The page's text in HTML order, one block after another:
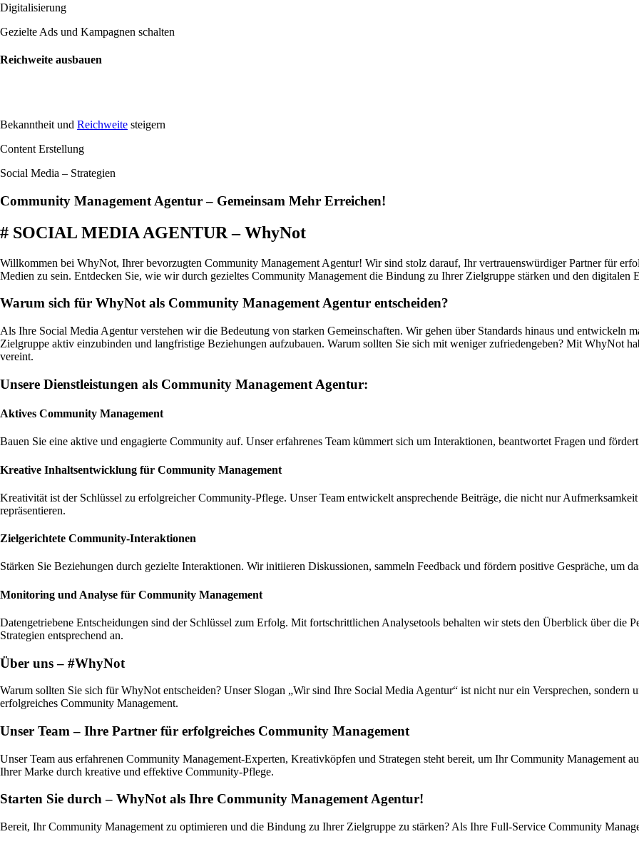
Digitalisierung
Gezielte Ads und Kampagnen schalten
Reichweite ausbauen
Bekanntheit und Reichweite steigern
Content Erstellung
Social Media – Strategien
Community Management Agentur – Gemeinsam Mehr Erreichen!
# SOCIAL MEDIA AGENTUR – WhyNot
Willkommen bei WhyNot, Ihrer bevorzugten Community Management Agentur! Wir sind stolz darauf, Ihr vertrauenswürdiger Partner für
Medien zu sein. Entdecken Sie, wie wir durch gezieltes Community Management die Bindung zu Ihrer Zielgruppe stärken und den digitalen
Warum sich für WhyNot als Community Management Agentur entscheiden?
Als Ihre Social Media Agentur verstehen wir die Bedeutung von starken Gemeinschaften. Wir gehen über Standards hinaus und entwickeln
Zielgruppe aktiv einzubinden und langfristige Beziehungen aufzubauen. Warum sollten Sie sich mit weniger zufriedengeben? Mit WhyNot
vereint.
Unsere Dienstleistungen als Community Management Agentur:
Aktives Community Management
Bauen Sie eine aktive und engagierte Community auf. Unser erfahrenes Team kümmert sich um Interaktionen, beantwortet Fragen und
Kreative Inhaltsentwicklung für Community Management
Kreativität ist der Schlüssel zu erfolgreicher Community-Pflege. Unser Team entwickelt ansprechende Beiträge, die nicht nur
repräsentieren.
Zielgerichtete Community-Interaktionen
Stärken Sie Beziehungen durch gezielte Interaktionen. Wir initiieren Diskussionen, sammeln Feedback und fördern positive Gespräche, um
Monitoring und Analyse für Community Management
Datengetriebene Entscheidungen sind der Schlüssel zum Erfolg. Mit fortschrittlichen Analysetools behalten wir stets den Überblick über die
Strategien entsprechend an.
Über uns – #WhyNot
Warum sollten Sie sich für WhyNot entscheiden? Unser Slogan „Wir sind Ihre Social Media Agentur“ ist nicht nur ein Versprechen,
erfolgreiches Community Management.
Unser Team – Ihre Partner für erfolgreiches Community Management
Unser Team aus erfahrenen Community Management-Experten, Kreativköpfen und Strategen steht bereit, um Ihr Community Management
Ihrer Marke durch kreative und effektive Community-Pflege.
Starten Sie durch – WhyNot als Ihre Community Management Agentur!
Bereit, Ihr Community Management zu optimieren und die Bindung zu Ihrer Zielgruppe zu stärken? Als Ihre Full-Service Community